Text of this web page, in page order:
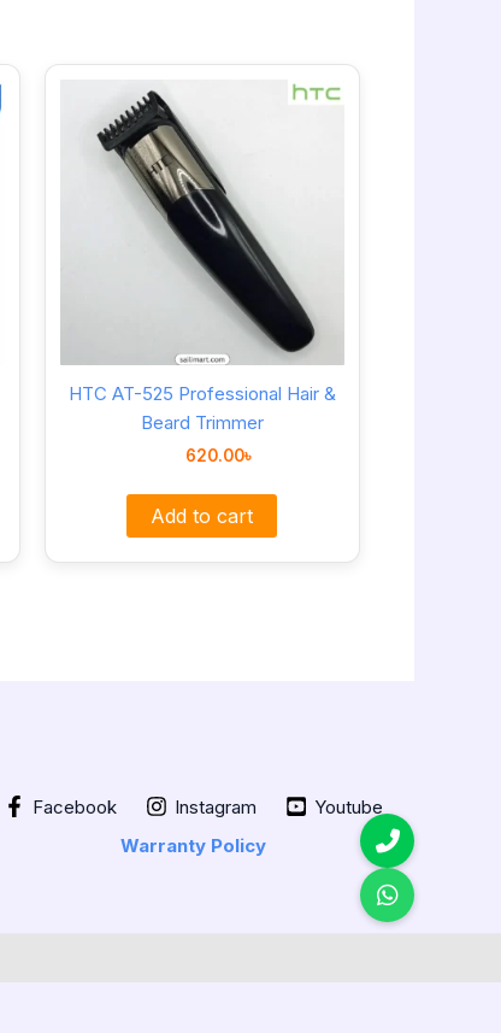
HTC AT-525 Professional Hair &
Beard Trimmer
620.00৳
Add to cart
Facebook Instagram
Youtube
Warranty Policy